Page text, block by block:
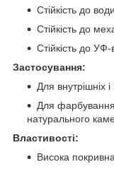
Стійкість до
Стійкість до
Стійкість до
Застосування:
Для внутрішніх і
Для фарбування
натурального
Властивості:
Висока